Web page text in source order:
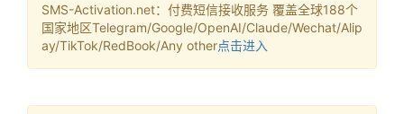
SMS-Activation.net：付费短信接收服务 覆盖全球188个
国家地区Telegram/Google/OpenAI/Claude/Wechat/Alip
ay/TikTok/RedBook/Any other点击进入